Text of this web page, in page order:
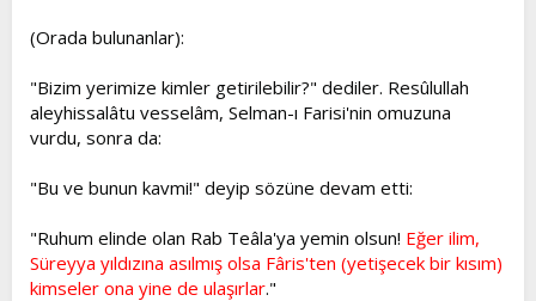
(Orada bulunanlar):
"Bizim yerimize kimler getirilebilir?" dediler. Resûlullah
aleyhissalâtu vesselâm, Selman-ı Farisi'nin omuzuna
vurdu, sonra da:
"Bu ve bunun kavmi!" deyip sözüne devam etti:
"Ruhum elinde olan Rab Teâla'ya yemin olsun! Eğer ilim,
Süreyya yıldızına asılmış olsa Fâris'ten (yetişecek bir kısım)
kimseler ona yine de ulaşırlar."